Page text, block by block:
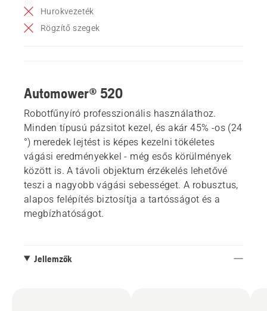
Hurokvezeték
Rögzítő szegek
Automower® 520
Robotfűnyíró professzionális használathoz.
Minden típusú pázsitot kezel, és akár 45% -os (24
°) meredek lejtést is képes kezelni tökéletes
vágási eredményekkel - még esős körülmények
között is. A távoli objektum érzékelés lehetővé
teszi a nagyobb vágási sebességet. A robusztus,
alapos felépítés biztosítja a tartósságot és a
megbízhatóságot.
Jellemzők